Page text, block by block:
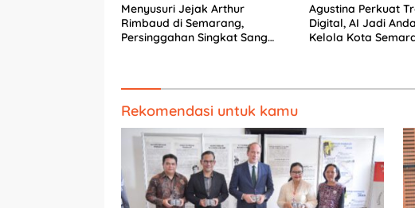
Menyusuri Jejak Arthur
Rimbaud di Semarang,
Persinggahan Singkat Sang
Agustina Perkuat
Digital, AI Jadi
Kelola Kota
Rekomendasi untuk kamu